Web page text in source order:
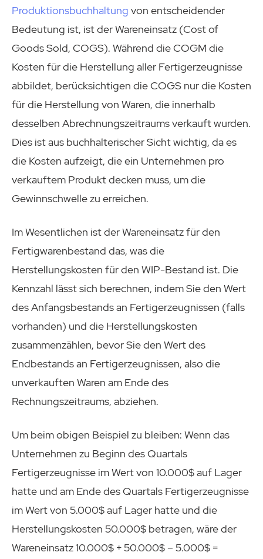
Produktionsbuchhaltung von entscheidender
Bedeutung ist, ist der Wareneinsatz (Cost of
Goods Sold, COGS). Während die COGM die
Kosten für die Herstellung aller Fertigerzeugnisse
abbildet, berücksichtigen die COGS nur die Kosten
für die Herstellung von Waren, die innerhalb
desselben Abrechnungszeitraums verkauft wurden.
Dies ist aus buchhalterischer Sicht wichtig, da es
die Kosten aufzeigt, die ein Unternehmen pro
verkauftem Produkt decken muss, um die
Gewinnschwelle zu erreichen.
Im Wesentlichen ist der Wareneinsatz für den
Fertigwarenbestand das, was die
Herstellungskosten für den WIP-Bestand ist. Die
Kennzahl lässt sich berechnen, indem Sie den Wert
des Anfangsbestands an Fertigerzeugnissen (falls
vorhanden) und die Herstellungskosten
zusammenzählen, bevor Sie den Wert des
Endbestands an Fertigerzeugnissen, also die
unverkauften Waren am Ende des
Rechnungszeitraums, abziehen.
Um beim obigen Beispiel zu bleiben: Wenn das
Unternehmen zu Beginn des Quartals
Fertigerzeugnisse im Wert von 10.000$ auf Lager
hatte und am Ende des Quartals Fertigerzeugnisse
im Wert von 5.000$ auf Lager hatte und die
Herstellungskosten 50.000$ betragen, wäre der
Wareneinsatz 10.000$ + 50.000$ – 5.000$ =